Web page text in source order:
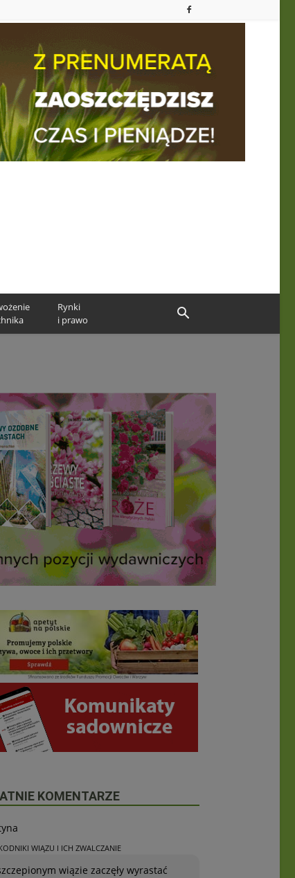
Rynki
i prawo
KOMENTARZE
WIĄZU I ICH ZWALCZANIE
wiązie zaczęły wyrastać